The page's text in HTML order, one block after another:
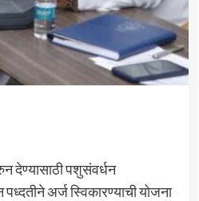
देण्यासाठी पशुसंवर्धन
अर्ज स्विकारण्याची योजना